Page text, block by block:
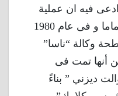
فيه ان عملية
الهبوط على القمر مزيفة تماما و فى عام 1980
وكالة “ناسا”
أنها تمت فى
ديزني ” بناءً